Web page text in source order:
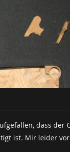
dass der
ist. Mir leider